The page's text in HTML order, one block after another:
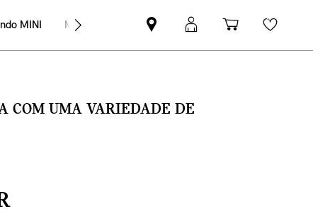
MINI MINI Empresas
Pesquisar
parceiro
Iniciar
sessão
Carrinho
de
COM UMA VARIEDADE DE